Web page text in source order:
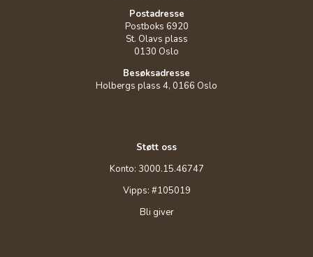
Postadresse
Postboks 6920
St. Olavs plass
0130 Oslo
Besøksadresse
Holbergs plass 4, 0166 Oslo
Støtt oss
Konto: 3000.15.46747
Vipps: #105019
Bli giver